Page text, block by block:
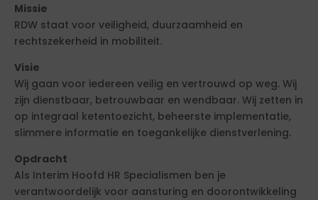
Missie
RDW staat voor veiligheid, duurzaamheid en
rechtszekerheid in mobiliteit.
Visie
Wij gaan voor iedereen veilig en vertrouwd op weg. Wij
zijn dienstbaar, betrouwbaar en wendbaar. Wij zetten in
op integraal ketentoezicht, beheerste implementatie,
slimmere informatie en toegankelijke dienstverlening.
Opdracht
Als Interim Hoofd HR Specialismen ben je
verantwoordelijk voor aansturing en doorontwikkeling